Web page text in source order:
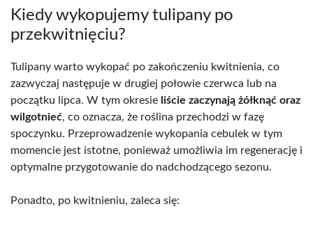
Kiedy wykopujemy tulipany po
przekwitnięciu?
Tulipany warto wykopać po zakończeniu kwitnienia, co
zazwyczaj następuje w drugiej połowie czerwca lub na
początku lipca. W tym okresie liście zaczynają żółknąć oraz
wilgotnieć, co oznacza, że roślina przechodzi w fazę
spoczynku. Przeprowadzenie wykopania cebulek w tym
momencie jest istotne, ponieważ umożliwia im regenerację i
optymalne przygotowanie do nadchodzącego sezonu.
Ponadto, po kwitnieniu, zaleca się: